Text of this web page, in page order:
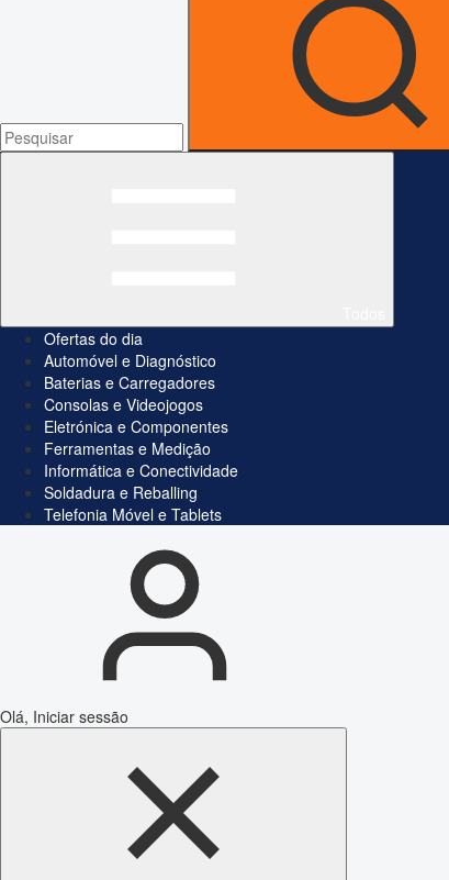
Ofertas do dia
Automóvel e Diagnóstico
Baterias e Carregadores
Consolas e Videojogos
Eletrónica e Componentes
Ferramentas e Medição
Informática e Conectividade
Soldadura e Reballing
Telefonia Móvel e Tablets
Olá, Iniciar sessão